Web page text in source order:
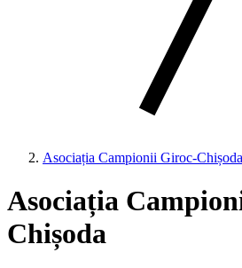
Asociația Campionii Giroc-Chișoda
Asociația
Chișoda